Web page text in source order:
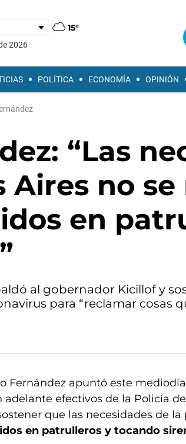
15°
2026
POLÍTICA ECONOMÍA OPINIÓN
“Las
Aires no
en
al gobernador Kicillof y
para “reclamar cosas
Fernández apuntó este
adelante efectivos de la Policía
que las necesidades de la
en patrulleros y tocando